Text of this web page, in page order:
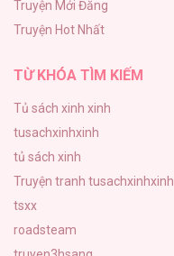
Mùa Xuân Hoa Nở
104
Truyện Mới Đăng
Truyện Hot Nhất
TỪ KHÓA TÌM KIẾM
Tủ sách xinh xinh
tusachxinhxinh
tủ sách xinh
Truyện tranh tusachxinhxinh
tsxx
roadsteam